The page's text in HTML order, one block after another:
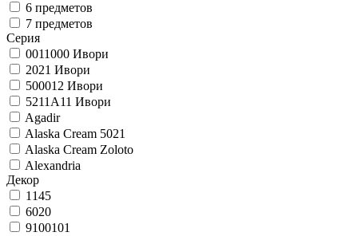
6 предметов
7 предметов
Серия
0011000 Ивори
2021 Ивори
500012 Ивори
5211A11 Ивори
Agadir
Alaska Cream 5021
Alaska Cream Zoloto
Alexandria
Декор
1145
6020
9100101